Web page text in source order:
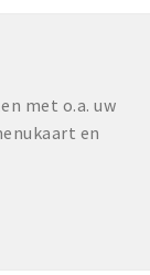
met o.a. uw
en